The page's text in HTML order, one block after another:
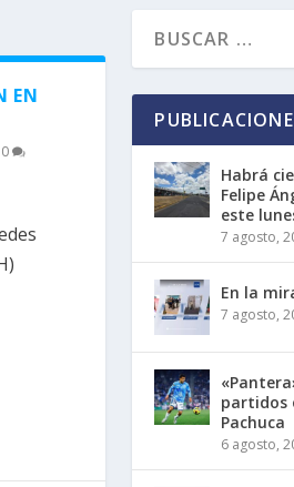
EN
0
Habrá
Felipe
este
7 agosto,
En la
7 agosto,
partidos
Pachuca
6 agosto,